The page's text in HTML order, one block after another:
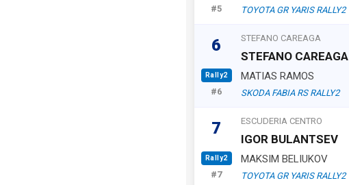
#5 TOYOTA GR YARIS RALLY2
6
Rally2
#6
STEFANO CAREAGA
STEFANO CAREAGA
MATIAS RAMOS
SKODA FABIA RS RALLY2
7
Rally2
#7
ESCUDERIA CENTRO
IGOR BULANTSEV
MAKSIM BELIUKOV
TOYOTA GR YARIS RALLY2